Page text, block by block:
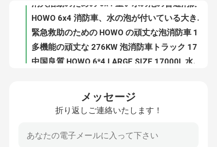
私達に連絡しなさい
引用を要求しなさい
ドライパウダー消防車
中国良質 HOWO 6*4 LARGE SIZE 17000L 水泡の消防車
メッセージ
折り返しご連絡いたします！